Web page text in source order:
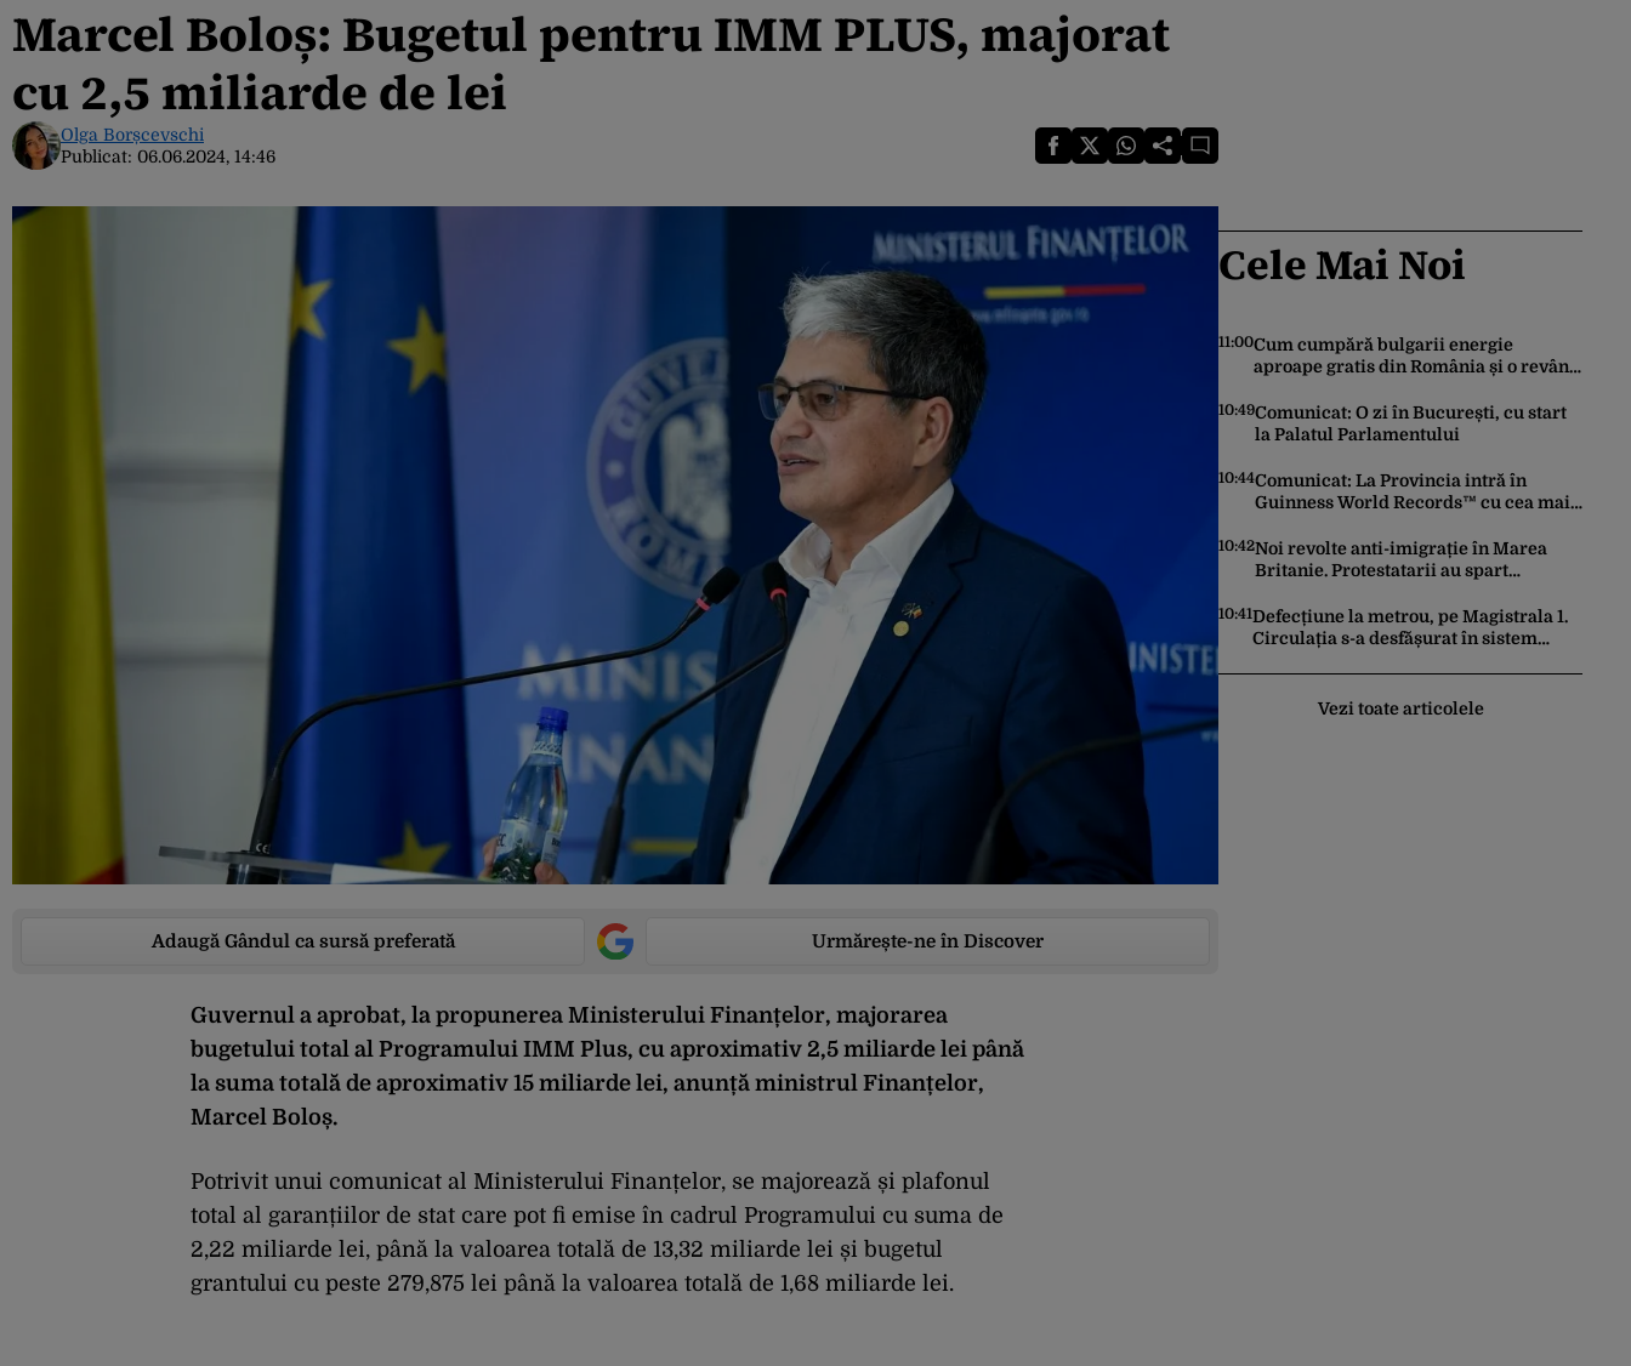
Marcel Boloș: Bugetul pentru IMM PLUS, majorat
cu 2,5 miliarde de lei
Olga Borșcevschi
Publicat: 06.06.2024, 14:46
Adaugă Gândul ca sursă preferată Urmărește-ne în Discover
Guvernul a aprobat, la propunerea Ministerului Finanțelor, majorarea
bugetului total al Programului IMM Plus, cu aproximativ 2,5 miliarde lei până
la suma totală de aproximativ 15 miliarde lei, anunță ministrul Finanțelor,
Marcel Boloș.
Potrivit unui comunicat al Ministerului Finanțelor, se majorează și plafonul
total al garanțiilor de stat care pot fi emise în cadrul Programului cu suma de
2,22 miliarde lei, până la valoarea totală de 13,32 miliarde lei și bugetul
grantului cu peste 279,875 lei până la valoarea totală de 1,68 miliarde lei.
Cele Mai Noi
11:00Cum cumpără bulgarii energie
aproape gratis din România și o revând
sunt noii „băieți deștepți” din energie
de la sud de Dunăre
10:49Comunicat: O zi în București, cu start
la Palatul Parlamentului
10:44Comunicat: La Provincia intră în
Guinness World Records™ cu cea mai
la un eveniment
10:42Noi revolte anti-imigrație în Marea
Britanie. Protestatarii au spart
10:41Defecțiune la metrou, pe Magistrala 1.
Circulația s-a desfășurat în sistem
Vezi toate articolele